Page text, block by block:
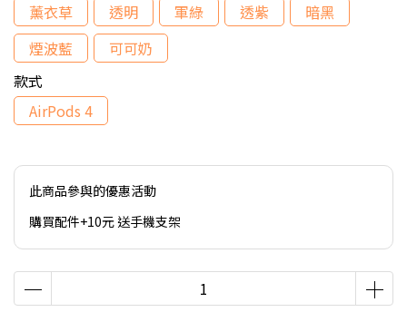
薰衣草
透明 軍綠 透紫
暗黑
煙波藍
可可奶
款式
AirPods 4
此商品參與的優惠活動
購買配件+10元 送手機支架